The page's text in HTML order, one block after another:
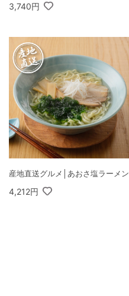
3,740円
産地直送グルメ│あおさ塩ラーメン
4,212円